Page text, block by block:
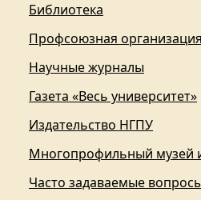
Библиотека
Профсоюзная
Научные журналы
Газета «Весь университет»
Издательство НГПУ
Многопрофильный музей
Часто задаваемые